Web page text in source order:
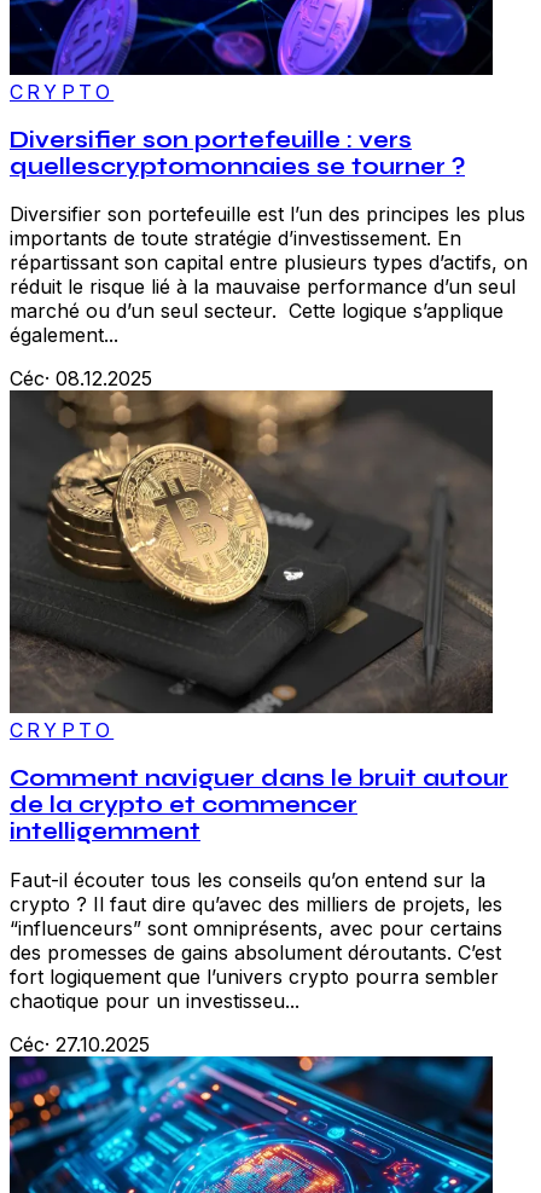
CRYPTO
Diversifier son portefeuille : vers
quellescryptomonnaies se tourner ?
Diversifier son portefeuille est l’un des principes les plus
importants de toute stratégie d’investissement. En
répartissant son capital entre plusieurs types d’actifs, on
réduit le risque lié à la mauvaise performance d’un seul
marché ou d’un seul secteur. Cette logique s’applique
également...
Céc· 08.12.2025
CRYPTO
Comment naviguer dans le bruit autour
de la crypto et commencer
intelligemment
Faut-il écouter tous les conseils qu’on entend sur la
crypto ? Il faut dire qu’avec des milliers de projets, les
“influenceurs” sont omniprésents, avec pour certains
des promesses de gains absolument déroutants. C’est
fort logiquement que l’univers crypto pourra sembler
chaotique pour un investisseu...
Céc· 27.10.2025